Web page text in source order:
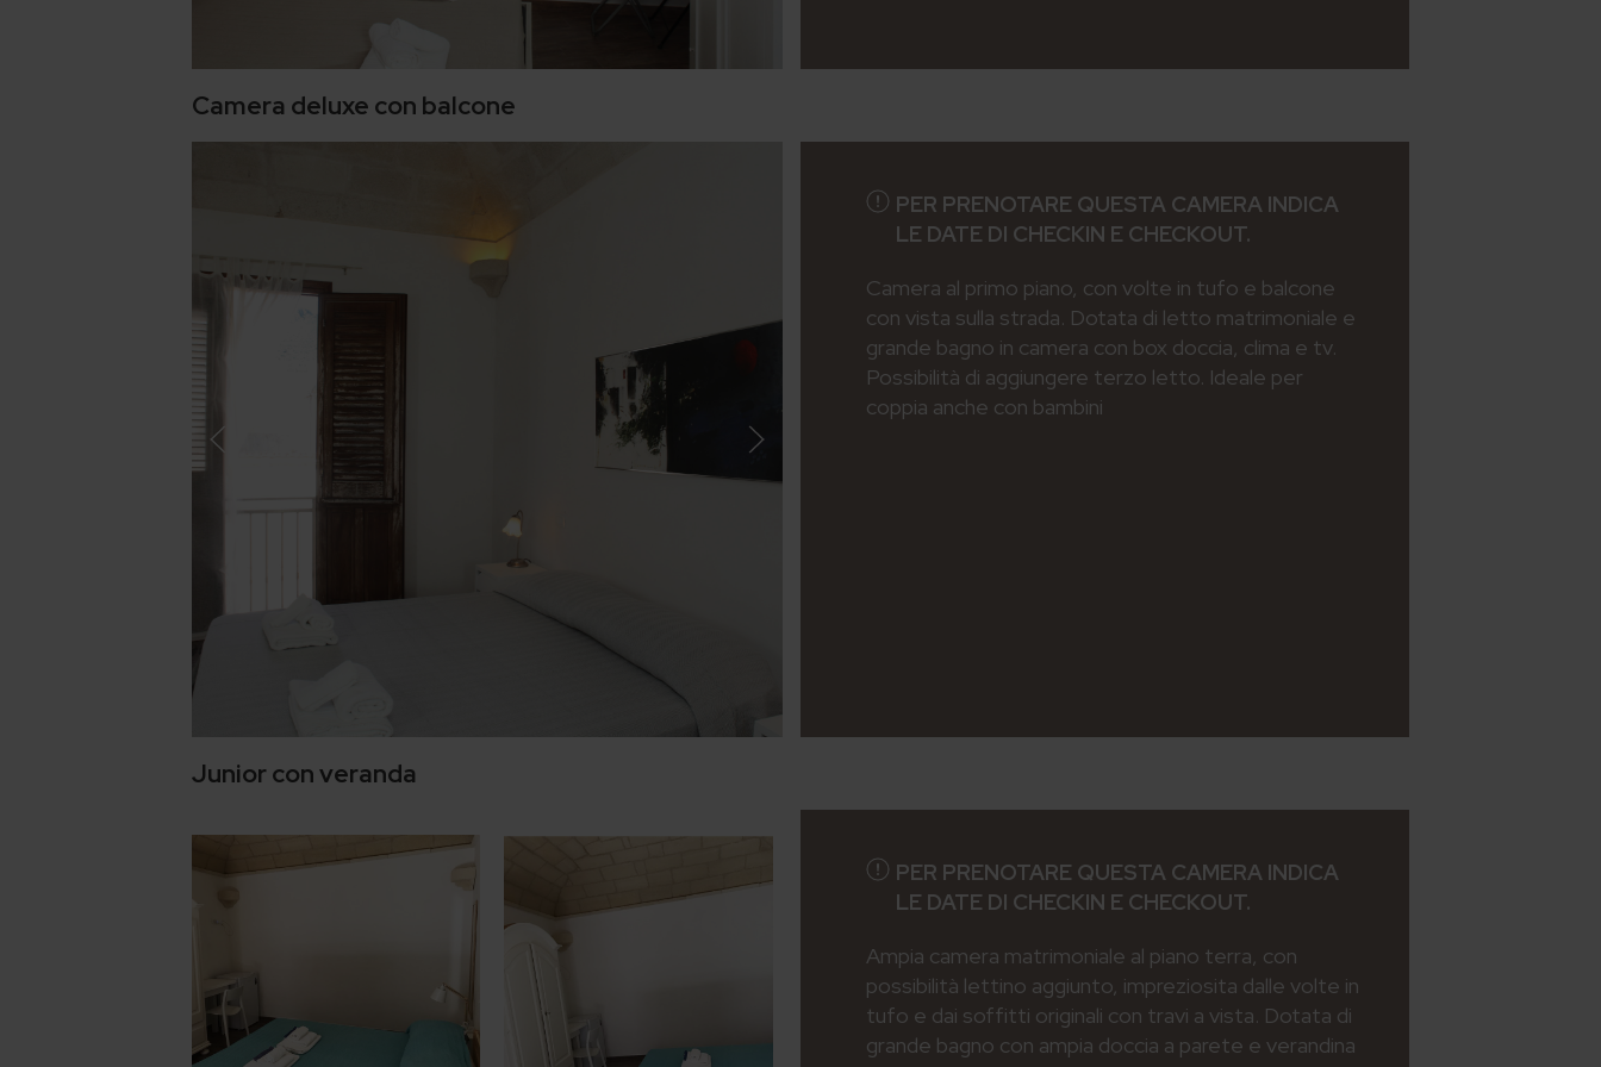
Camera deluxe con balcone
PER PRENOTARE QUESTA CAMERA INDICA
LE DATE DI CHECKIN E CHECKOUT.
Camera al primo piano, con volte in tufo e balcone
con vista sulla strada. Dotata di letto matrimoniale e
grande bagno in camera con box doccia, clima e tv.
Possibilità di aggiungere terzo letto. Ideale per
coppia anche con bambini
Junior con veranda
PER PRENOTARE QUESTA CAMERA INDICA
LE DATE DI CHECKIN E CHECKOUT.
Ampia camera matrimoniale al piano terra, con
possibilità lettino aggiunto, impreziosita dalle volte in
tufo e dai soffitti originali con travi a vista. Dotata di
grande bagno con ampia doccia a parete e verandina